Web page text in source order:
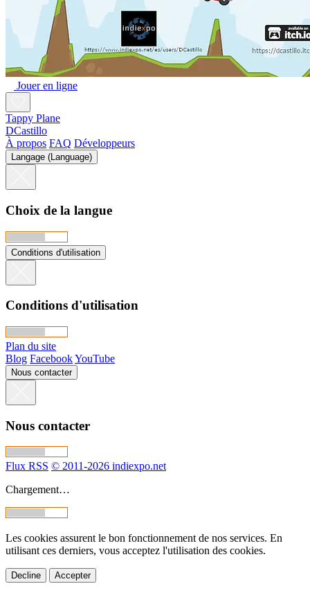
Jouer en ligne
Tappy Plane
DCastillo
À propos FAQ Développeurs
Langage (Language)
Choix de la langue
Conditions d'utilisation
Conditions d'utilisation
Plan du site
Blog FacebookYouTube
Nous contacter
Nous contacter
Flux RSS © 2011-2026 indiexpo.net
Chargement…
Les cookies assurent le bon fonctionnement de nos services. En
utilisant ces derniers, vous acceptez l'utilisation des cookies.
Decline Accepter